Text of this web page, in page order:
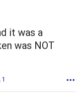
it was a
was NOT
1